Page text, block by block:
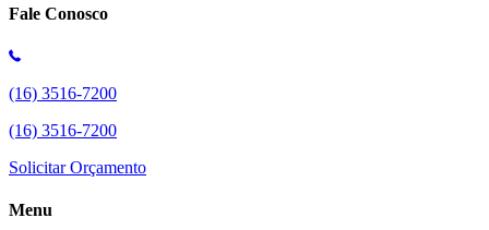
Fale Conosco
(16) 3516-7200
(16) 3516-7200
Solicitar Orçamento
Menu